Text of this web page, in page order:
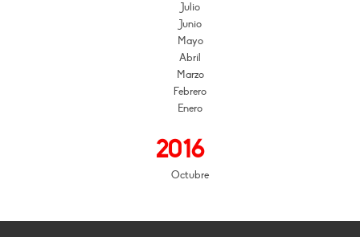
Julio
Junio
Mayo
Abril
Marzo
Febrero
Enero
2016
Octubre